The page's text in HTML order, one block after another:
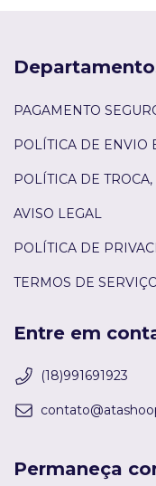
PAGAMENTO
POLÍTICA DE ENVIO
POLÍTICA DE
AVISO LEGAL
POLÍTICA DE
TERMOS DE
Entre em
(18)991691923
Permaneça